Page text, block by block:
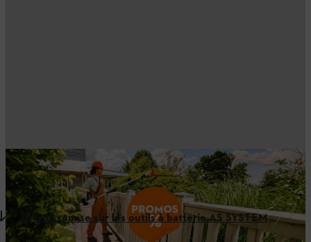
Des outils à batterie performants, des accessoires pratiques et
l’universlifestyle*
STIHL à prix préférentiel : tout est réuni pour
faire le bon choix et offrir le cadeau qui fera plaisir à tous les coups.
Du 12 mai au 21 juin 2026 inclus
,, bénéficiez de remises
immédiates et d’offres exclusives disponibles uniquement sur stihl.fr.
10€ de remise sur les outils à batterie AS SYSTEM